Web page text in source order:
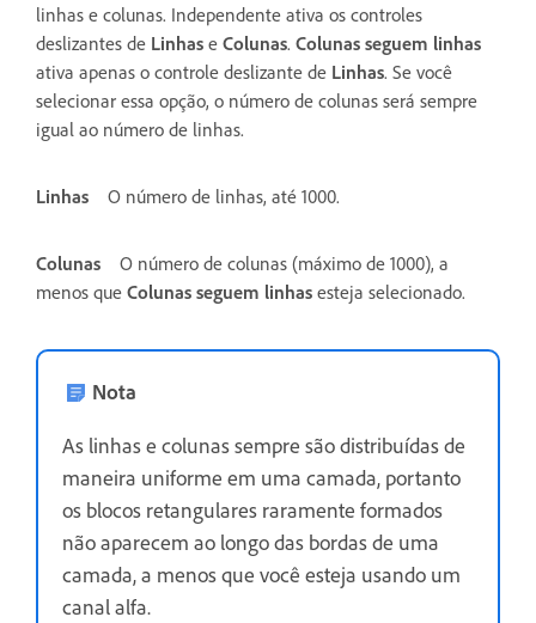
linhas e colunas. Independente ativa os controles
deslizantes de Linhas e Colunas. Colunas seguem linhas
ativa apenas o controle deslizante de Linhas. Se você
selecionar essa opção, o número de colunas será sempre
igual ao número de linhas.
Linhas O número de linhas, até 1000.
Colunas
O número de colunas (máximo de 1000), a
menos que Colunas seguem linhas esteja selecionado.
Nota
As linhas e colunas sempre são distribuídas de
maneira uniforme em uma camada, portanto
os blocos retangulares raramente formados
não aparecem ao longo das bordas de uma
camada, a menos que você esteja usando um
canal alfa.